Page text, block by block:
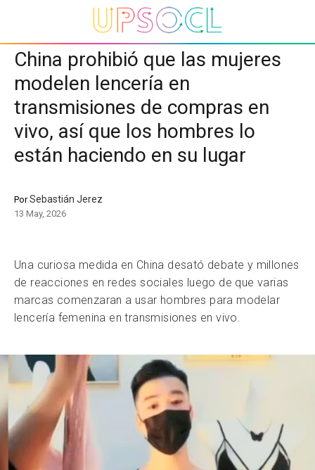
China prohibió que las mujeres
modelen lencería en
transmisiones de compras en
vivo, así que los hombres lo
están haciendo en su lugar
PorSebastián Jerez
13 May, 2026
Una curiosa medida en China desató debate y millones
de reacciones en redes sociales luego de que varias
marcas comenzaran a usar hombres para modelar
lencería femenina en transmisiones en vivo.